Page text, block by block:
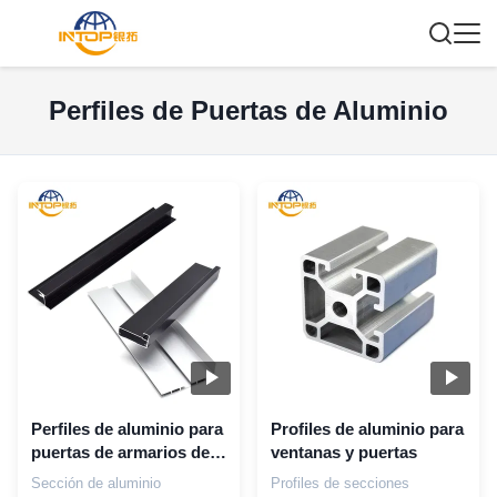
Perfiles de Puertas de Aluminio
Perfiles de aluminio para
puertas de armarios de
baño, 3m-6m, perfil de
Sección de aluminio
Profiles de aluminio para
ventanas y puertas
Profiles de secciones